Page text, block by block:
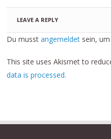
LEAVE A REPLY
Du musstangemeldet sein,
This site uses Akismet to
data is processed.